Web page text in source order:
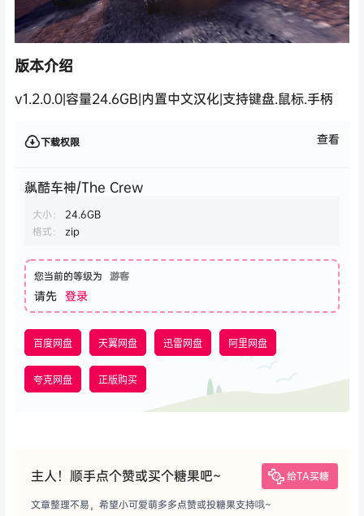
版本介绍
v1.2.0.0|容量24.6GB|内置中文汉化|支持键盘.鼠标.手柄
下载权限 查看
飙酷车神/The Crew
大小：
24.6GB
格式：
zip
您当前的等级为 游客
请先 登录
百度网盘 天翼网盘 迅雷网盘 阿里网盘
夸克网盘 正版购买
主人！顺手点个赞或买个糖果吧~ 给TA买糖
文章整理不易，希望小可爱萌多多点赞或投糖果支持哦~